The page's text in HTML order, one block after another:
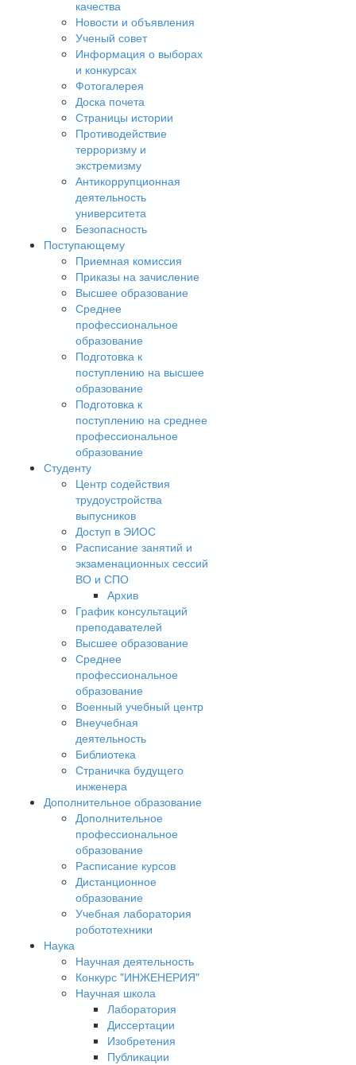
качества
Новости и объявления
Ученый совет
Информация о выборах
и конкурсах
Фотогалерея
Доска почета
Страницы истории
Противодействие
терроризму и
экстремизму
Антикоррупционная
деятельность
университета
Безопасность
Поступающему
Приемная комиссия
Приказы на зачисление
Высшее образование
Среднее
профессиональное
образование
Подготовка к
поступлению на высшее
образование
Подготовка к
поступлению на среднее
профессиональное
образование
Студенту
Центр содействия
трудоустройства
выпусников
Доступ в ЭИОС
Расписание занятий и
экзаменационных сессий
ВО и СПО
Архив
График консультаций
преподавателей
Высшее образование
Среднее
профессиональное
образование
Военный учебный центр
Внеучебная
деятельность
Библиотека
Страничка будущего
инженера
Дополнительное образование
Дополнительное
профессиональное
образование
Расписание курсов
Дистанционное
образование
Учебная лаборатория
робототехники
Наука
Научная деятельность
Конкурс "ИНЖЕНЕРИЯ"
Научная школа
Лаборатория
Диссертации
Изобретения
Публикации